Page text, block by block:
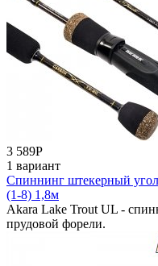
3 589Р
1 вариант
Спиннинг штекерный
(1-8) 1,8м
Akara Lake Trout UL -
прудовой форели.